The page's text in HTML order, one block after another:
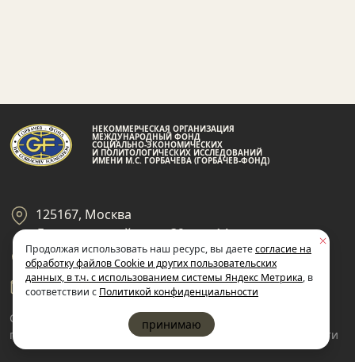
НЕКОММЕРЧЕСКАЯ ОРГАНИЗАЦИЯ
МЕЖДУНАРОДНЫЙ ФОНД
СОЦИАЛЬНО-ЭКОНОМИЧЕСКИХ
И ПОЛИТОЛОГИЧЕСКИХ ИССЛЕДОВАНИЙ
ИМЕНИ М.С. ГОРБАЧЕВА (ГОРБАЧЕВ-ФОНД)
125167, Москва
Ленинградский пр-кт 39, стр 14
+7 495 945-59-99
gf@gorby.ru
Cогласие на обработку
пользовательских данных
конфиденциальности
Продолжая использовать наш ресурс, вы даетесогласие на
обработку файлов Cookie и других пользовательских
данных, в т.ч. с использованием системы Яндекс Метрика, в
соответствии с Политикой конфиденциальности
принимаю